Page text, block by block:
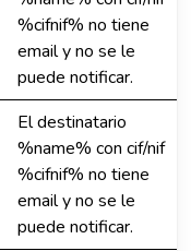
%cifnif% no tiene
email y no se le
puede notificar.
El destinatario
%name% con cif/nif
%cifnif% no tiene
email y no se le
puede notificar.